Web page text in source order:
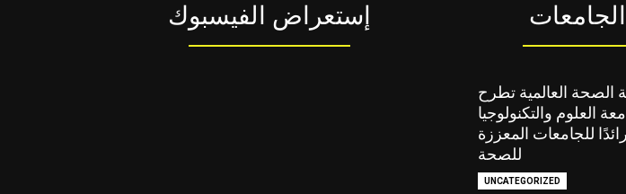
إستعراض الفيسبوك
الصحة العالمية تطرح
العلوم والتكنولوجيا
للجامعات المعززة
للصحة
UNCATEGORIZED